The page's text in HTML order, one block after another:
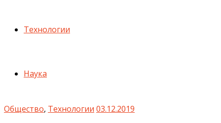
Технологии
Наука
Общество, Технологии 03.12.2019